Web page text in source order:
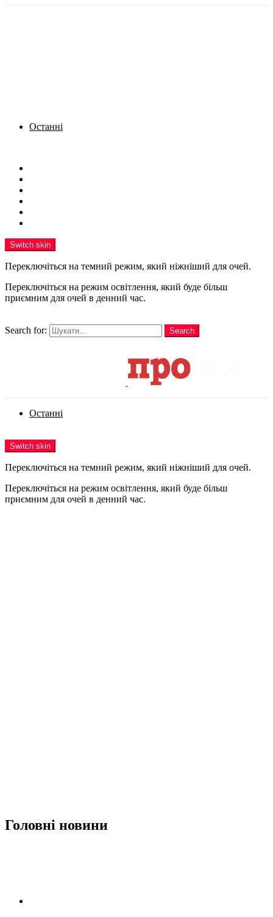
Останні
Switch skin
Переключіться на темний режим, який ніжніший для очей.
Переключіться на режим освітлення, який буде більш
приємним для очей в денний час.
Search for:
Search
Останні
Switch skin
Переключіться на темний режим, який ніжніший для очей.
Переключіться на режим освітлення, який буде більш
приємним для очей в денний час.
Головні новини